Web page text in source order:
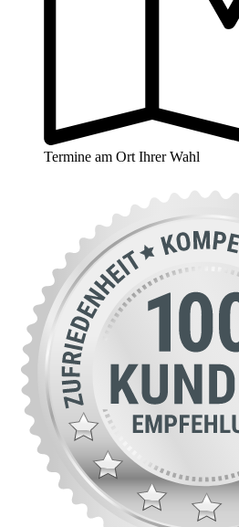
Termine am Ort Ihrer Wahl